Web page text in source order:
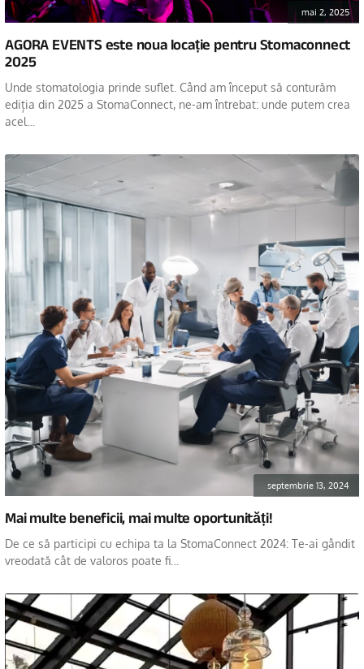
mai 2, 2025
AGORA EVENTS este noua locație pentru Stomaconnect
2025
Unde stomatologia prinde suflet. Când am început să conturăm
ediția din 2025 a StomaConnect, ne-am întrebat: unde putem crea
acel…
septembrie 13, 2024
Mai multe beneficii, mai multe oportunități!
De ce să participi cu echipa ta la StomaConnect 2024: Te-ai gândit
vreodată cât de valoros poate fi…